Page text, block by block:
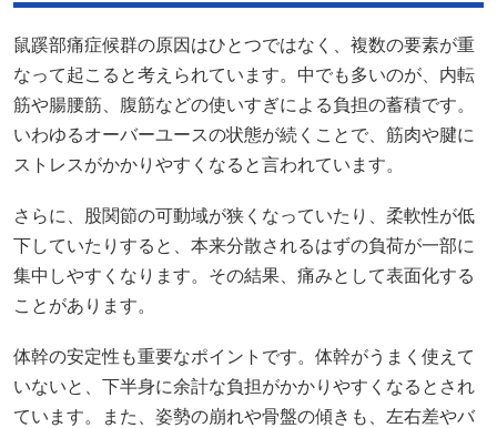
鼠蹊部痛症候群の原因はひとつではなく、複数の要素が重
なって起こると考えられています。中でも多いのが、内転
筋や腸腰筋、腹筋などの使いすぎによる負担の蓄積です。
いわゆるオーバーユースの状態が続くことで、筋肉や腱に
ストレスがかかりやすくなると言われています。
さらに、股関節の可動域が狭くなっていたり、柔軟性が低
下していたりすると、本来分散されるはずの負荷が一部に
集中しやすくなります。その結果、痛みとして表面化する
ことがあります。
体幹の安定性も重要なポイントです。体幹がうまく使えて
いないと、下半身に余計な負担がかかりやすくなるとされ
ています。また、姿勢の崩れや骨盤の傾きも、左右差やバ